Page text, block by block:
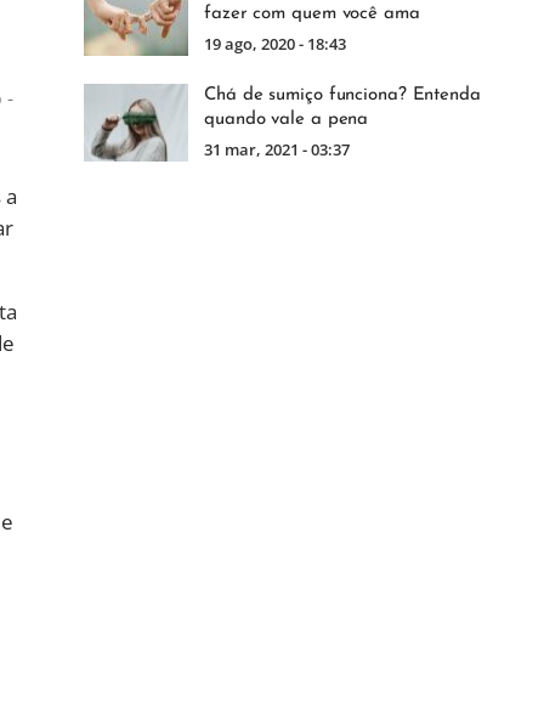
-
fazer com quem você ama
19 ago, 2020 - 18:43
Chá de sumiço funciona? Entenda
quando vale a pena
31 mar, 2021 - 03:37